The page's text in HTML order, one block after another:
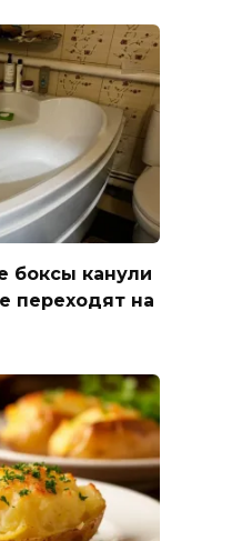
боксы канули
переходят на